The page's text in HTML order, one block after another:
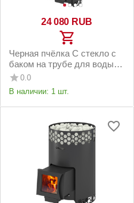
24 080 RUB
Черная пчёлка С стекло с
баком на трубе для воды
печь для бани
0.0
В наличии: 1 шт.